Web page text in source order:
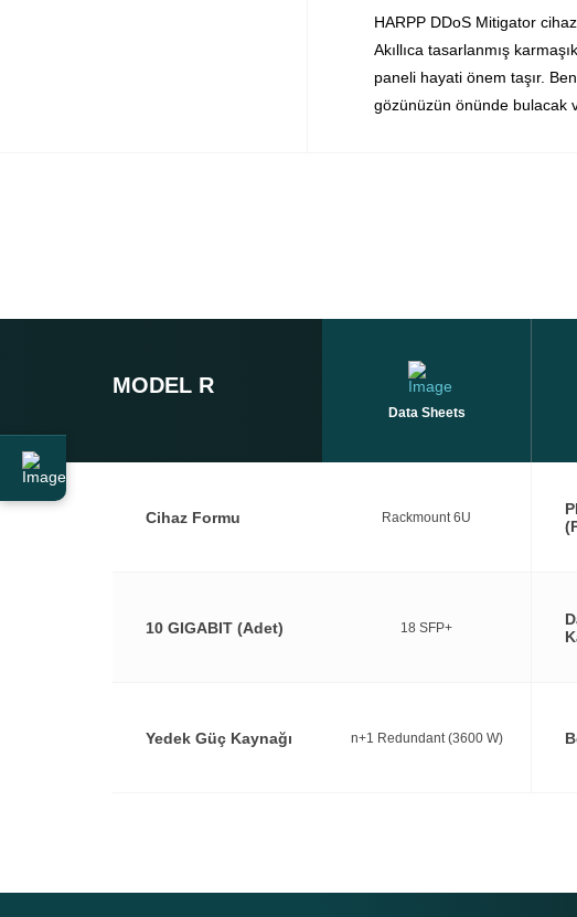
HARPP DDoS Mitigator
Akıllıca tasarlanmış
paneli hayati önem taşır.
gözünüzün önünde bulacak
MODEL R
Data Sheets
Rackmount 6U
n+1 Redundant (3600 W)
18 SFP+
Cihaz Formu
Yedek Güç Kaynağı
10 GIGABIT (Adet)